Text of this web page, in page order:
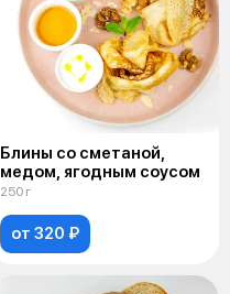
Блины со сметаной,
медом, ягодным соусом
250 г
от 320 ₽